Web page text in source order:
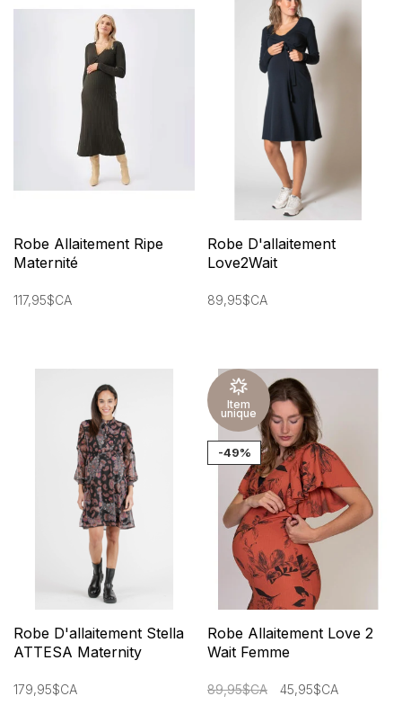
Robe Allaitement Ripe
Maternité
117,95$CA
Robe D'allaitement
Love2Wait
89,95$CA
Robe D'allaitement Stella
ATTESA Maternity
179,95$CA
Item
unique
-49%
Robe Allaitement Love 2
Wait Femme
89,95$CA 45,95$CA